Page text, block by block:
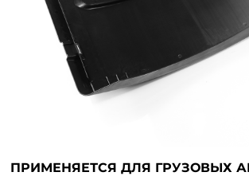
ПРИМЕНЯЕТСЯ ДЛЯ ГРУЗОВЫХ